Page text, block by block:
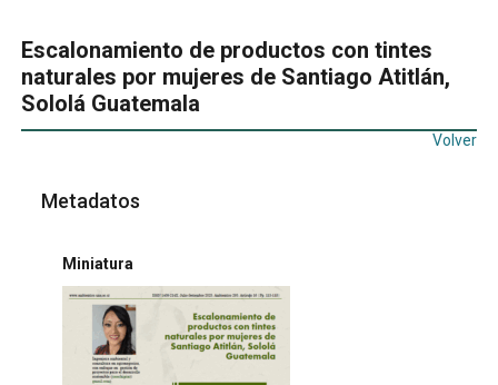
Escalonamiento de productos con tintes
naturales por mujeres de Santiago Atitlán,
Sololá Guatemala
Volver
Metadatos
Miniatura